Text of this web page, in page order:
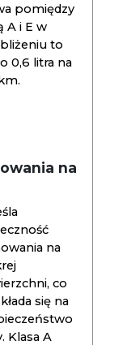
pomiędzy
A i E w
to
0,6 litra na
na
na
co
się na
Klasa A